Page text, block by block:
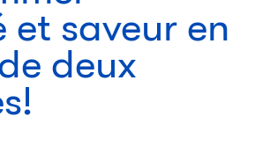
saveur en
deux